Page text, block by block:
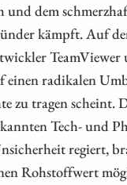
dem
kämpft. Auf
TeamViewer
einen radikalen
zu tragen scheint.
Tech- und
regiert,
Rohstoffwert